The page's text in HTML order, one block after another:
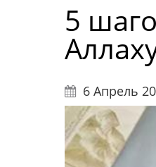
5
6 Апрель